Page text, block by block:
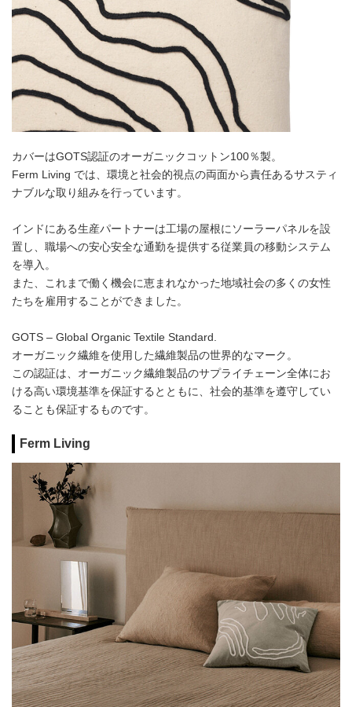
カバーはGOTS認証のオーガニックコットン100％製。
Ferm Living では、環境と社会的視点の両面から責任あるサスティ
ナブルな取り組みを行っています。
インドにある生産パートナーは工場の屋根にソーラーパネルを設
置し、職場への安心安全な通勤を提供する従業員の移動システム
を導入。
また、これまで働く機会に恵まれなかった地域社会の多くの女性
たちを雇用することができました。
GOTS – Global Organic Textile Standard.
オーガニック繊維を使用した繊維製品の世界的なマーク。
この認証は、オーガニック繊維製品のサプライチェーン全体にお
ける高い環境基準を保証するとともに、社会的基準を遵守してい
ることも保証するものです。
Ferm Living